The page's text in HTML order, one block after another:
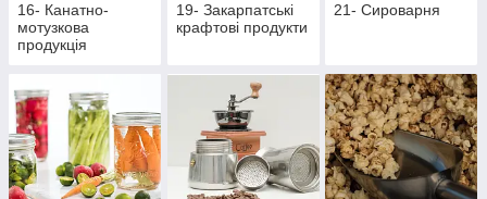
16- Канатно-
мотузкова
продукція
19- Закарпатські
крафтові продукти
21- Сироварня